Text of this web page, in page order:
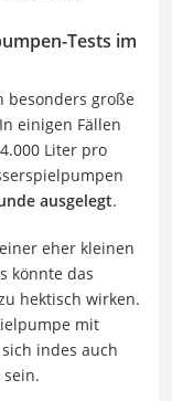
Tests im
besonders große
einigen Fällen
Liter pro
ausgelegt.
eher kleinen
könnte das
hektisch wirken.
mit
indes auch
sein.